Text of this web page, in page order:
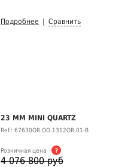
Подробнее Сравнить
23 MM MINI QUARTZ
Ref.: 67630OR.OO.1312OR.01-B
Розничная цена ?
4 076 800 руб